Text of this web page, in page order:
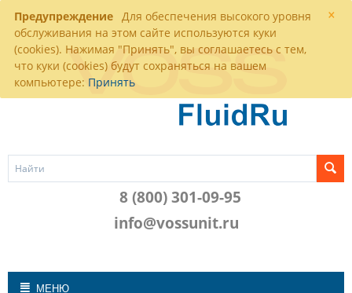
×
Предупреждение Для обеспечения высокого уровня
обслуживания на этом сайте используются куки
(cookies). Нажимая "Принять", вы соглашаетесь с тем,
что куки (cookies) будут сохраняться на вашем
компьютере: Принять
8 (800) 301-09-95
info@vossunit.ru
МЕНЮ